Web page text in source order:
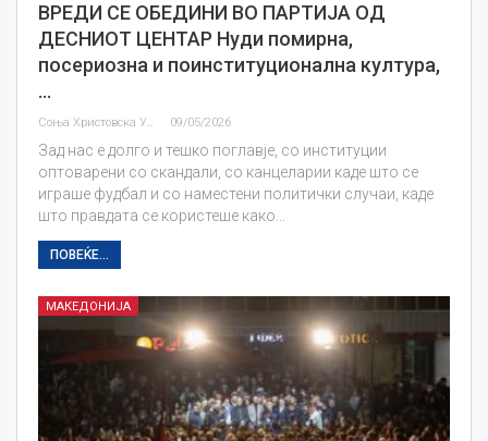
ВРЕДИ СЕ ОБЕДИНИ ВО ПАРТИЈА ОД
ДЕСНИОТ ЦЕНТАР Нуди помирна,
посериозна и поинституционална култура,
…
Соња Христовска Угриновска 09/05/2026
Зад нас е долго и тешко поглавје, со институции
оптоварени со скандали, со канцеларии каде што се
играше фудбал и со наместени политички случаи, каде
што правдата се користеше како…
ПОВЕЌЕ...
МАКЕДОНИЈА